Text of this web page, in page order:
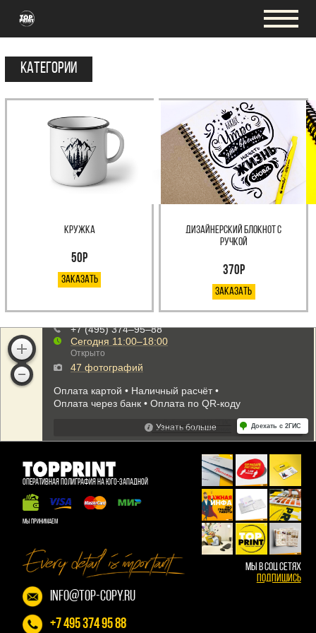
Категории
кружка
50р
Заказать
Дизайнерский блокнот с
ручкой
370Р
Заказать
ОПЕРАТИВНАЯ ПОЛИГРАФИЯ НА ЮГО-ЗАПАДНОЙ
МЫ ПРИНИМАЕМ
МЫ В СОЦ СЕТЯХ
Подпишись
info@top-copy.ru
+7 495 374 95 88